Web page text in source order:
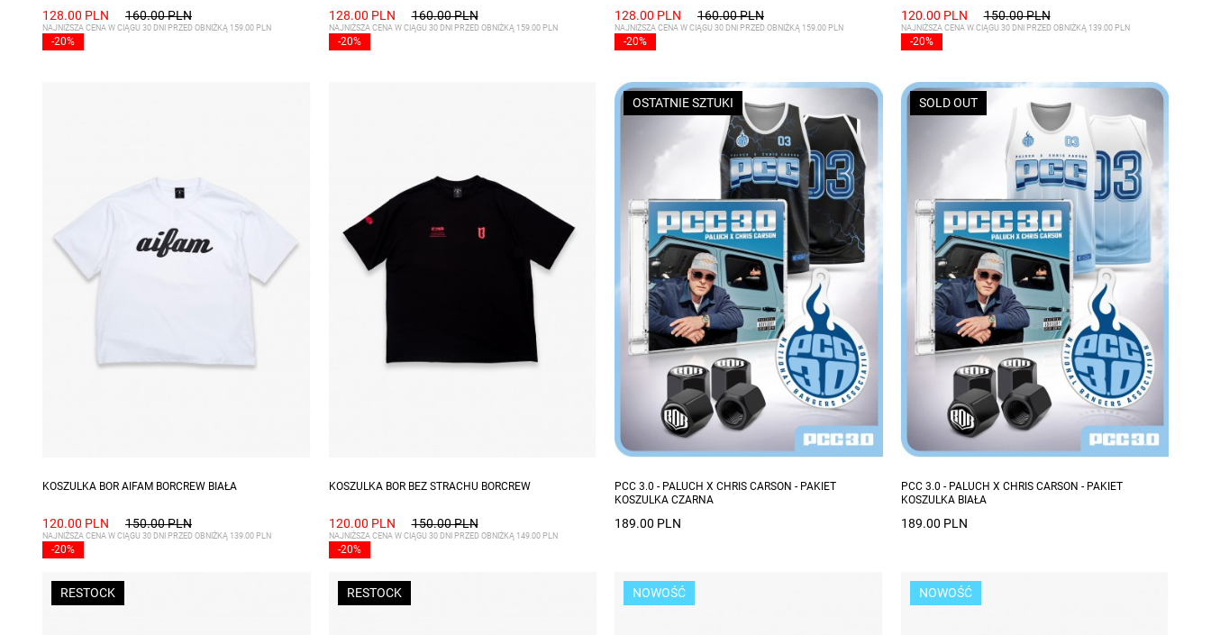
128.00 PLN 160.00 PLN
-20%
NAJNIŻSZA CENA W CIĄGU 30 DNI PRZED OBNIŻKĄ 159.00 PLN
128.00 PLN 160.00 PLN
-20%
NAJNIŻSZA CENA W CIĄGU 30 DNI PRZED OBNIŻKĄ 159.00 PLN
128.00 PLN 160.00 PLN
-20%
NAJNIŻSZA CENA W CIĄGU 30 DNI PRZED OBNIŻKĄ 159.00 PLN
120.00 PLN 150.00 PLN
-20%
NAJNIŻSZA CENA W CIĄGU 30 DNI PRZED OBNIŻKĄ 139.00 PLN
KOSZULKA BOR AIFAM BORCREW BIAŁA
120.00 PLN 150.00 PLN
-20%
NAJNIŻSZA CENA W CIĄGU 30 DNI PRZED OBNIŻKĄ 139.00 PLN
KOSZULKA BOR BEZ STRACHU BORCREW
120.00 PLN 150.00 PLN
-20%
NAJNIŻSZA CENA W CIĄGU 30 DNI PRZED OBNIŻKĄ 149.00 PLN
OSTATNIE SZTUKI
PCC 3.0 - PALUCH X CHRIS CARSON - PAKIET
KOSZULKA CZARNA
189.00 PLN
SOLD OUT
PCC 3.0 - PALUCH X CHRIS CARSON - PAKIET
KOSZULKA BIAŁA
189.00 PLN
RESTOCK RESTOCK NOWOŚĆ NOWOŚĆ